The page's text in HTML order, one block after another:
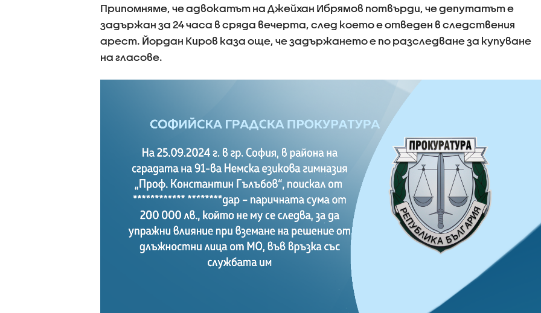
Припомняме, че адвокатът на Джейхан Ибрямов потвърди, че депутатът е
задържан за 24 часа в сряда вечерта, след което е отведен в следствения
арест. Йордан Киров каза още, че задържането е по разследване за купуване
на гласове.